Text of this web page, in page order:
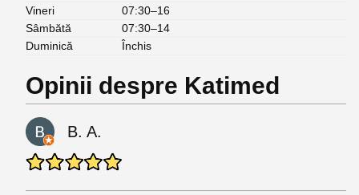
Vineri
07:30–16
Sâmbătă
07:30–14
Duminică
Închis
Opinii despre Katimed
B. A.